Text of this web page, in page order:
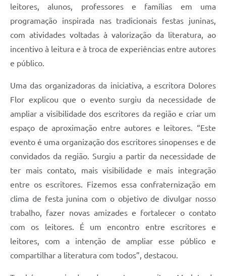
leitores, alunos, professores e famílias em uma
programação inspirada nas tradicionais festas juninas,
com atividades voltadas à valorização da literatura, ao
incentivo à leitura e à troca de experiências entre autores
e público.
Uma das organizadoras da iniciativa, a escritora Dolores
Flor explicou que o evento surgiu da necessidade de
ampliar a visibilidade dos escritores da região e criar um
espaço de aproximação entre autores e leitores. “Este
evento é uma organização dos escritores sinopenses e de
convidados da região. Surgiu a partir da necessidade de
ter mais contato, mais visibilidade e mais integração
entre os escritores. Fizemos essa confraternização em
clima de festa junina com o objetivo de divulgar nosso
trabalho, fazer novas amizades e fortalecer o contato
com os leitores. É um encontro entre escritores e
leitores, com a intenção de ampliar esse público e
compartilhar a literatura com todos”, destacou.